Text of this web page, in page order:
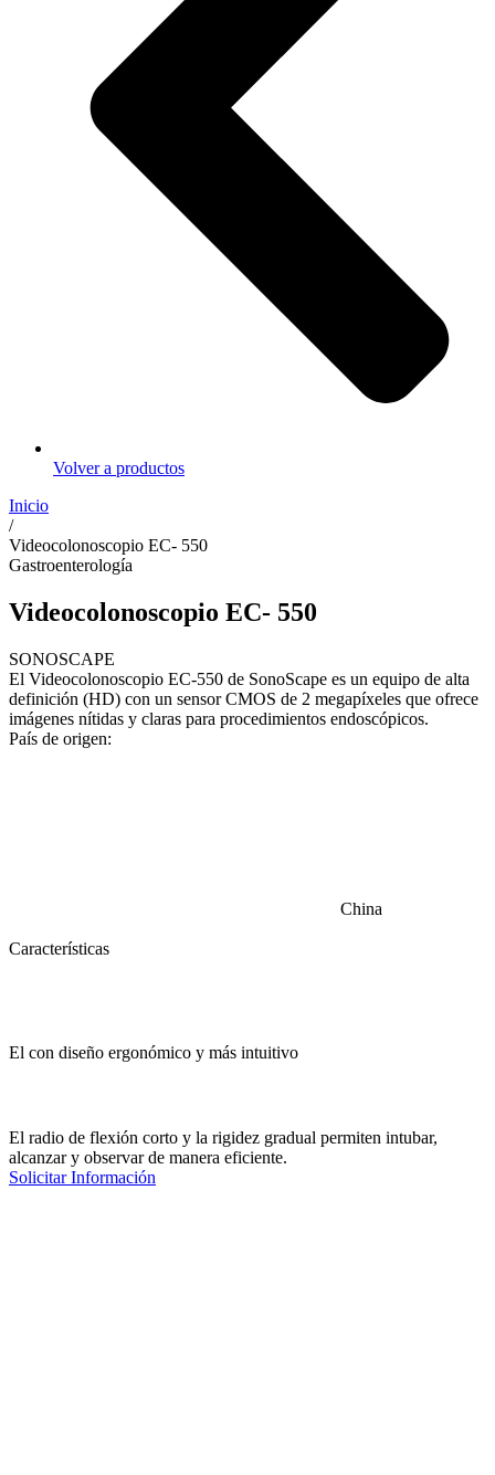
Volver a productos
Inicio
/
Videocolonoscopio EC- 550
Gastroenterología
Videocolonoscopio EC- 550
SONOSCAPE
El Videocolonoscopio EC-550 de SonoScape es un equipo de alta
definición (HD) con un sensor CMOS de 2 megapíxeles que ofrece
imágenes nítidas y claras para procedimientos endoscópicos.
País de origen:
China
Características
El con diseño ergonómico y más intuitivo
El radio de flexión corto y la rigidez gradual permiten intubar,
alcanzar y observar de manera eficiente.
Solicitar Información